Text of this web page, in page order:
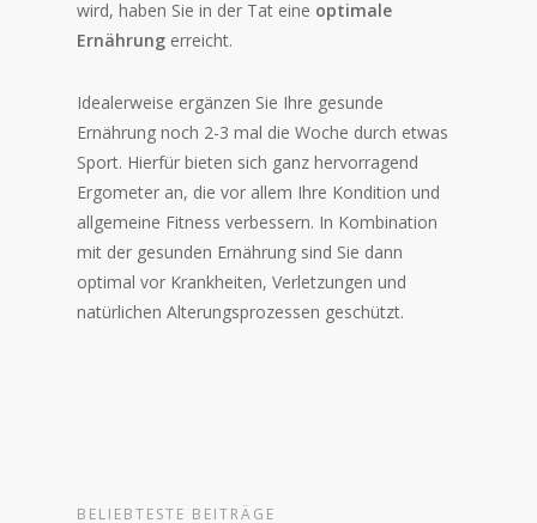
wird, haben Sie in der Tat eine optimale
Ernährung erreicht.
Idealerweise ergänzen Sie Ihre gesunde
Ernährung noch 2-3 mal die Woche durch etwas
Sport. Hierfür bieten sich ganz hervorragend
Ergometer an, die vor allem Ihre Kondition und
allgemeine Fitness verbessern. In Kombination
mit der gesunden Ernährung sind Sie dann
optimal vor Krankheiten, Verletzungen und
natürlichen Alterungsprozessen geschützt.
BELIEBTESTE BEITRÄGE